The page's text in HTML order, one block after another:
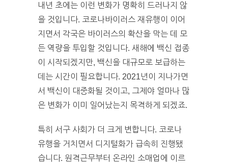
내년 초에는 이런 변화가 명확히 드러나지 않
을 것입니다. 코로나바이러스 재유행이 이어
지면서 각국은 바이러스의 확산을 막는 데 모
든 역량을 투입할 것입니다. 새해에 백신 접종
이 시작되겠지만, 백신을 대규모로 보급하는
데는 시간이 필요합니다. 2021년이 지나가면
서 백신이 대중화될 것이고, 그제야 얼마나 많
은 변화가 이미 일어났는지 목격하게 되겠죠.
특히 서구 사회가 더 크게 변합니다. 코로나
유행을 거치면서 디지털화가 급속히 진행됐
습니다. 원격근무부터 온라인 소매업에 이르